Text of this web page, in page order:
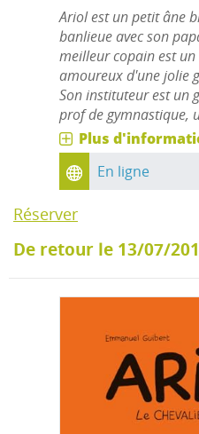
Ariol est un petit âne
banlieue avec son
meilleur copain est un
amoureux d'une jolie
Son instituteur est un
prof de gymnastique,
Plus
En ligne
Réserver
De retour le 13/07/